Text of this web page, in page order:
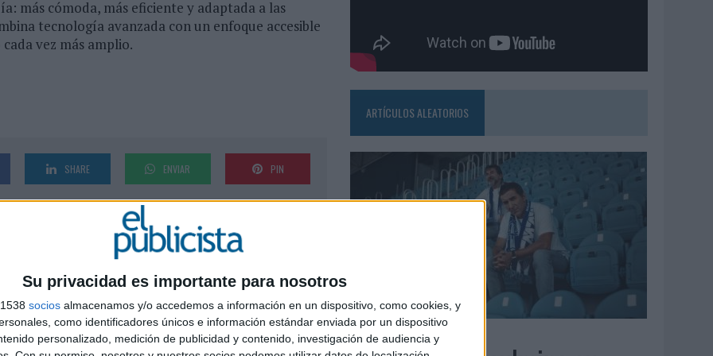
Su privacidad es importante para nosotros
socios almacenamos y/o accedemos a información en un dispositivo, como cookies, y
como identificadores únicos e información estándar enviada por un dispositivo
personalizado, medición de publicidad y contenido, investigación de audiencia y
SPAIN PARA SAMSUNG ELECTRONICS IBERIA
más cómoda, más eficiente y adaptada a las
tecnología avanzada con un enfoque accesible
vez más amplio.
SHARE ENVIAR PIN
ARTÍCULOS ALEATORIOS
07/08/2026